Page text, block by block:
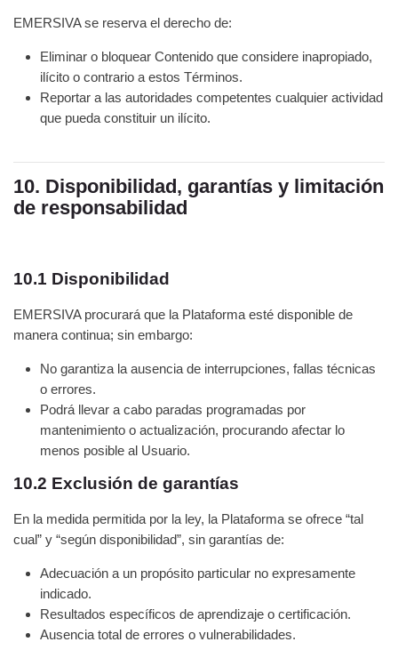
EMERSIVA se reserva el derecho de:
Eliminar o bloquear Contenido que considere inapropiado,
ilícito o contrario a estos Términos.
Reportar a las autoridades competentes cualquier actividad
que pueda constituir un ilícito.
10. Disponibilidad, garantías y limitación
de responsabilidad
10.1 Disponibilidad
EMERSIVA procurará que la Plataforma esté disponible de
manera continua; sin embargo:
No garantiza la ausencia de interrupciones, fallas técnicas
o errores.
Podrá llevar a cabo paradas programadas por
mantenimiento o actualización, procurando afectar lo
menos posible al Usuario.
10.2 Exclusión de garantías
En la medida permitida por la ley, la Plataforma se ofrece “tal
cual” y “según disponibilidad”, sin garantías de:
Adecuación a un propósito particular no expresamente
indicado.
Resultados específicos de aprendizaje o certificación.
Ausencia total de errores o vulnerabilidades.